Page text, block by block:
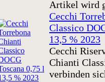
Artikel wird
Cecchi
Classico
13,5 % 2023
Cecchi
Chianti
verbinden